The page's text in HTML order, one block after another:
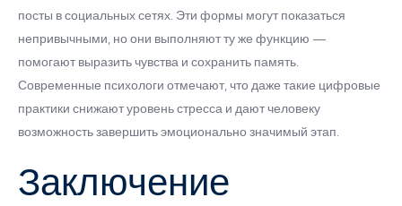
посты в социальных сетях. Эти формы могут показаться
непривычными, но они выполняют ту же функцию —
помогают выразить чувства и сохранить память.
Современные психологи отмечают, что даже такие цифровые
практики снижают уровень стресса и дают человеку
возможность завершить эмоционально значимый этап.
Заключение